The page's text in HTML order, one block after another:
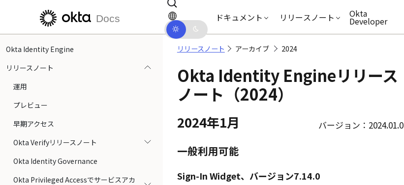
メインコンテンツにスキップ ドキュメントナビゲーションにスキップ
Docs ドキュメント リリースノート Okta
Developer
Okta Identity Engine
リリースノート
運用
プレビュー
早期アクセス
Okta Verifyリリースノート
Okta Identity Governance
Okta Privileged Accessでサービスアカ
リリースノート アーカイブ 2024
Okta Identity Engineリリース
ノート（2024）
バージョン：2024.01.0
2024年1月
一般利用可能
Sign-In Widget、バージョン7.14.0